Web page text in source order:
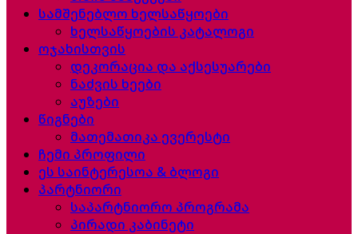
სამშენებლო ხელსაწყოები
ხელსაწყოების კატალოგი
ოჯახისთვის
დეკორაცია და აქსესუარები
ნაძვის ხეები
აუზები
წიგნები
მათემათიკა ევერესტი
ჩემი პროფილი
ეს საინტერესოა & ბლოგი
პარტნიორი
საპარტნიორო პროგრამა
პირადი კაბინეტი